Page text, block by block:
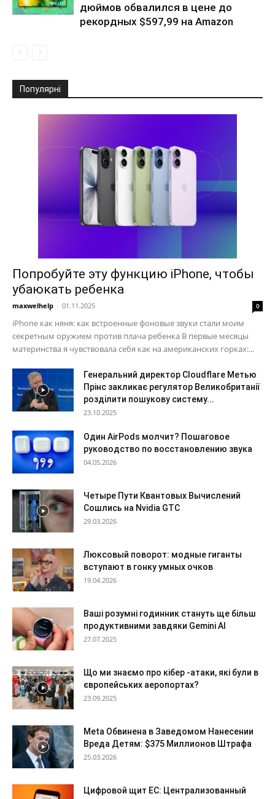
дюймов обвалился в цене до
рекордных $597,99 на Amazon
Популярні
Попробуйте эту функцию iPhone, чтобы
убаюкать ребенка
maxwelhelp - 01.11.2025 0
iPhone как няня: как встроенные фоновые звуки стали моим
секретным оружием против плача ребенка В первые месяцы
материнства я чувствовала себя как на американских горках:...
Генеральний директор Cloudflare Метью
Прінс закликає регулятор Великобританії
розділити пошукову систему...
23.10.2025
Один AirPods молчит? Пошаговое
руководство по восстановлению звука
04.05.2026
Четыре Пути Квантовых Вычислений
Сошлись на Nvidia GTC
29.03.2026
Люксовый поворот: модные гиганты
вступают в гонку умных очков
19.04.2026
Ваші розумні годинник стануть ще більш
продуктивними завдяки Gemini AI
27.07.2025
Що ми знаємо про кібер -атаки, які були в
європейських аеропортах?
23.09.2025
Meta Обвинена в Заведомом Нанесении
Вреда Детям: $375 Миллионов Штрафа
25.03.2026
Цифровой щит ЕС: Централизованный